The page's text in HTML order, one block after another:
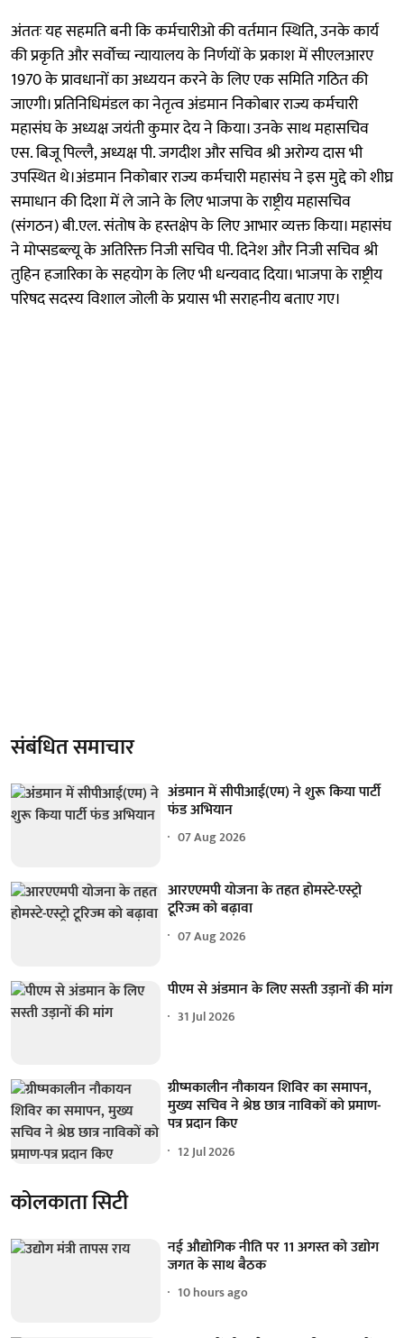
अंततः यह सहमति बनी कि कर्मचारीओ की वर्तमान स्थिति, उनके कार्य
की प्रकृति और सर्वोच्च न्यायालय के निर्णयों के प्रकाश में सीएलआरए
1970 के प्रावधानों का अध्ययन करने के लिए एक समिति गठित की
जाएगी। प्रतिनिधिमंडल का नेतृत्व अंडमान निकोबार राज्य कर्मचारी
महासंघ के अध्यक्ष जयंती कुमार देय ने किया। उनके साथ महासचिव
एस. बिजू पिल्लै, अध्यक्ष पी. जगदीश और सचिव श्री अरोग्य दास भी
उपस्थित थे।अंडमान निकोबार राज्य कर्मचारी महासंघ ने इस मुद्दे को शीघ्र
समाधान की दिशा में ले जाने के लिए भाजपा के राष्ट्रीय महासचिव
(संगठन) बी.एल. संतोष के हस्तक्षेप के लिए आभार व्यक्त किया। महासंघ
ने मोप्सडब्ल्यू के अतिरिक्त निजी सचिव पी. दिनेश और निजी सचिव श्री
तुहिन हजारिका के सहयोग के लिए भी धन्यवाद दिया। भाजपा के राष्ट्रीय
परिषद सदस्य विशाल जोली के प्रयास भी सराहनीय बताए गए।
संबंधित समाचार
अंडमान में सीपीआई(एम) ने शुरू किया पार्टी
फंड अभियान
07 Aug 2026
आरएएमपी योजना के तहत होमस्टे-एस्ट्रो
टूरिज्म को बढ़ावा
07 Aug 2026
पीएम से अंडमान के लिए सस्ती उड़ानों की मांग
31 Jul 2026
ग्रीष्मकालीन नौकायन शिविर का समापन,
मुख्य सचिव ने श्रेष्ठ छात्र नाविकों को प्रमाण-
पत्र प्रदान किए
12 Jul 2026
कोलकाता सिटी
नई औद्योगिक नीति पर 11 अगस्त को उद्योग
जगत के साथ बैठक
10 hours ago